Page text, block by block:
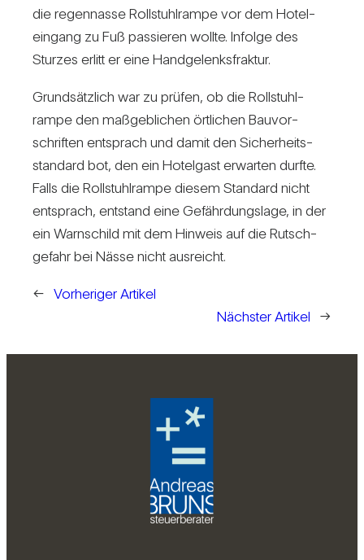
die regen­nasse Roll­stuhl­rampe vor dem Hotel­
ein­gang zu Fuß pas­sieren wollte. Infolge des
Sturzes erlitt er eine Hand­ge­lenks­fraktur.
Grund­sätz­lich war zu prüfen, ob die Roll­stuhl­
rampe den maß­geb­li­chen ört­li­chen Bau­vor­
schriften ent­sprach und damit den Sicher­heits­
stan­dard bot, den ein Hotel­gast erwarten durfte.
Falls die Roll­stuhl­rampe diesem Stan­dard nicht
ent­sprach, ent­stand eine Gefähr­dungs­lage, in der
ein Warn­schild mit dem Hin­weis auf die Rutsch­
ge­fahr bei Nässe nicht aus­reicht.
← Vorheriger Artikel
Nächster Artikel
→